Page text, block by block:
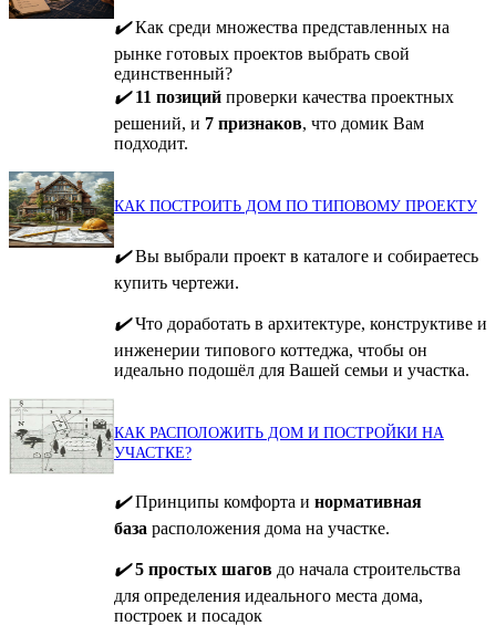
✔️Как среди множества представленных на
рынке готовых проектов выбрать свой
единственный?
✔️ 11 позиций проверки качества проектных
решений, и 7 признаков, что домик Вам
подходит.
КАК ПОСТРОИТЬ ДОМ ПО ТИПОВОМУ ПРОЕКТУ
✔️Вы выбрали проект в каталоге и собираетесь
купить чертежи.
✔️Что доработать в архитектуре, конструктиве и
инженерии типового коттеджа, чтобы он
идеально подошёл для Вашей семьи и участка.
КАК РАСПОЛОЖИТЬ ДОМ И ПОСТРОЙКИ НА
УЧАСТКЕ?
✔️Принципы комфорта и нормативная
база расположения дома на участке.
✔️5 простых шагов до начала строительства
для определения идеального места дома,
построек и посадок